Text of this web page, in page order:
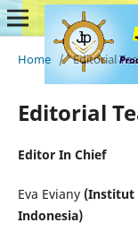
Home / Editorial
Editorial
Editor In Chief
Eva Eviany(Institut
Indonesia)